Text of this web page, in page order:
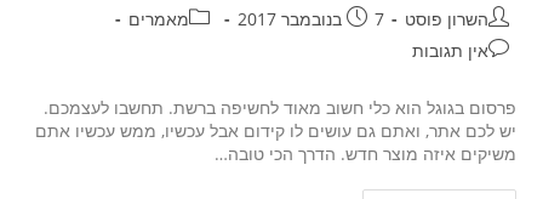
השרון פוסט 7 בנובמבר 2017
מאמרים
אין תגובות
פרסום בגוגל הוא כלי חשוב מאוד לחשיפה ברשת. תחשבו לעצמכם.
יש לכם אתר, ואתם גם עושים לו קידום אבל עכשיו, ממש עכשיו אתם
משיקים איזה מוצר חדש. הדרך הכי טובה…